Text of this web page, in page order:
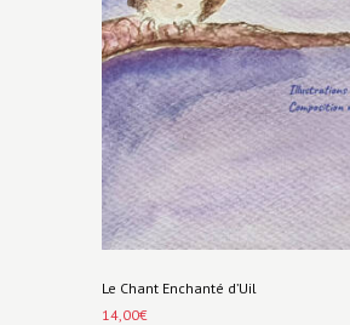
Le Chant Enchanté d’Uil
14,00€